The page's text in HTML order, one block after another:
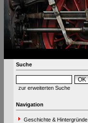
Suche
zur erweiterten Suche
Navigation
Geschichte & Hintergründe